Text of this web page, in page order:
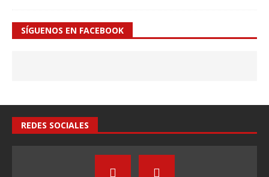
SÍGUENOS EN FACEBOOK
REDES SOCIALES